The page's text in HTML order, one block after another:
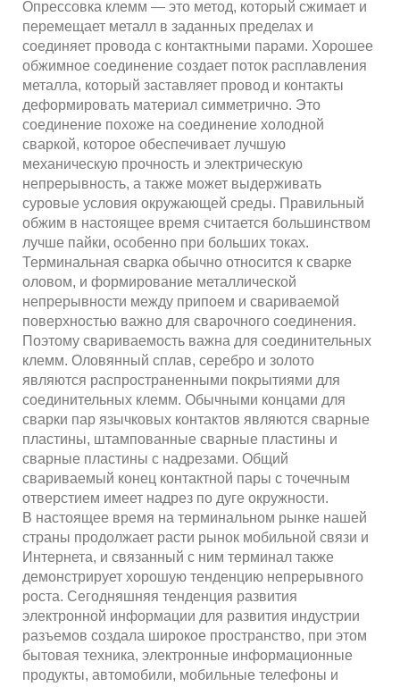
Опрессовка клемм — это метод, который сжимает и
перемещает металл в заданных пределах и
соединяет провода с контактными парами. Хорошее
обжимное соединение создает поток расплавления
металла, который заставляет провод и контакты
деформировать материал симметрично. Это
соединение похоже на соединение холодной
сваркой, которое обеспечивает лучшую
механическую прочность и электрическую
непрерывность, а также может выдерживать
суровые условия окружающей среды. Правильный
обжим в настоящее время считается большинством
лучше пайки, особенно при больших токах.
Терминальная сварка обычно относится к сварке
оловом, и формирование металлической
непрерывности между припоем и свариваемой
поверхностью важно для сварочного соединения.
Поэтому свариваемость важна для соединительных
клемм. Оловянный сплав, серебро и золото
являются распространенными покрытиями для
соединительных клемм. Обычными концами для
сварки пар язычковых контактов являются сварные
пластины, штампованные сварные пластины и
сварные пластины с надрезами. Общий
свариваемый конец контактной пары с точечным
отверстием имеет надрез по дуге окружности.
В настоящее время на терминальном рынке нашей
страны продолжает расти рынок мобильной связи и
Интернета, и связанный с ним терминал также
демонстрирует хорошую тенденцию непрерывного
роста. Сегодняшняя тенденция развития
электронной информации для развития индустрии
разъемов создала широкое пространство, при этом
бытовая техника, электронные информационные
продукты, автомобили, мобильные телефоны и